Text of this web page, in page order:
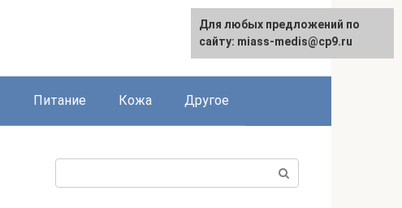
Питание Кожа Другое
Для любых предложений по
сайту: miass-medis@cp9.ru